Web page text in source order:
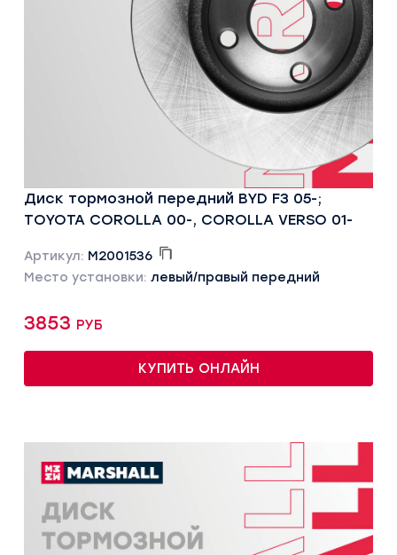
Диск тормозной передний BYD F3 05-;
TOYOTA COROLLA 00-, COROLLA VERSO 01-
Артикул: M2001536
Место установки: левый/правый передний
3853 руб
КУПИТЬ ОНЛАЙН